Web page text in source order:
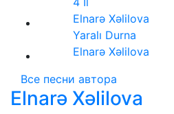
Elnarə Xəlilova
Yaralı Durna
Elnarə Xəlilova
Все песни автора
Elnarə Xəlilova